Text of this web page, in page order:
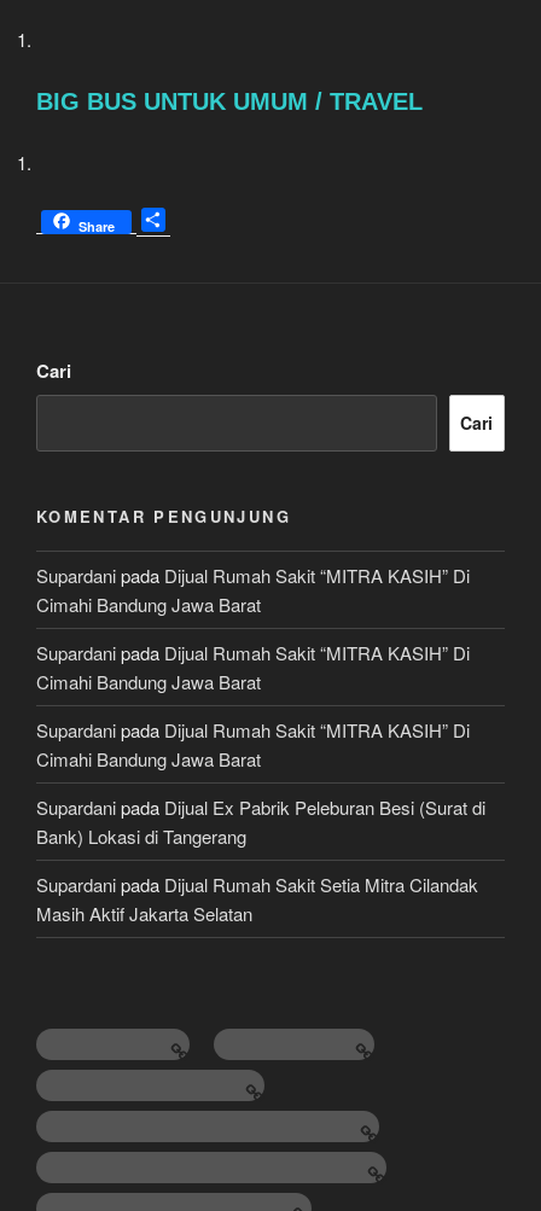
BIG BUS UNTUK UMUM / TRAVEL
Share
h
Cari
Cari
KOMENTAR PENGUNJUNG
Supardanipada Dijual Rumah Sakit “MITRA KASIH” Di
Cimahi Bandung Jawa Barat
Supardanipada Dijual Rumah Sakit “MITRA KASIH” Di
Cimahi Bandung Jawa Barat
Supardanipada Dijual Rumah Sakit “MITRA KASIH” Di
Cimahi Bandung Jawa Barat
Supardanipada Dijual Ex Pabrik Peleburan Besi (Surat di
Bank) Lokasi di Tangerang
Supardanipada Dijual Rumah Sakit Setia Mitra Cilandak
Masih Aktif Jakarta Selatan
TANAH DIJUAL
RUMAH DIJUAL
HOTEL & VILLA DIJUAL
LAHAN / TEMPAT BISNIS / GEDUNG
KONSULTAN PROPERTY & LAWYER